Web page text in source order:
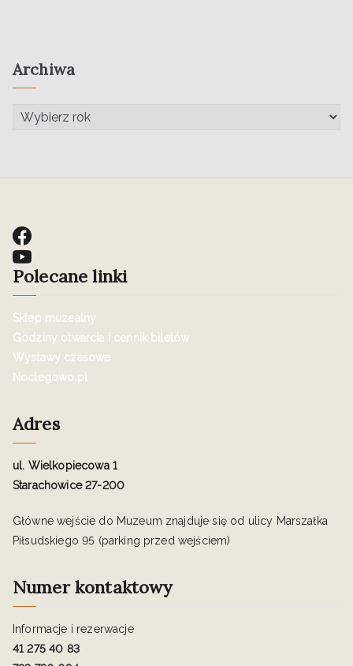
Archiwa
Polecane linki
Sklep muzealny
Godziny otwarcia i cennik biletów
Wystawy czasowe
Noclegowo.pl
Adres
ul. Wielkopiecowa 1
Starachowice 27-200
Główne wejście do Muzeum znajduje się od ulicy Marszałka
Piłsudskiego 95 (parking przed wejściem)
Numer kontaktowy
Informacje i rezerwacje
41 275 40 83